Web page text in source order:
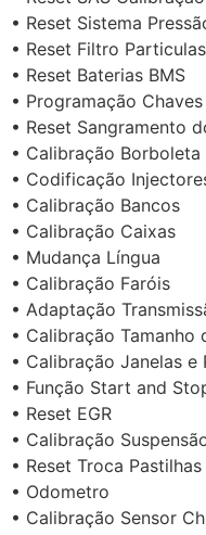
• Reset Sistema
• Reset Filtro
• Reset Baterias BMS
• Programação
• Reset Sangramento
• Calibração Borboleta
• Codificação
• Calibração Bancos
• Calibração Caixas
• Mudança Língua
• Calibração Faróis
• Adaptação
• Calibração Tamanho
• Calibração Janelas e
• Função Start and
• Reset EGR
• Calibração
• Reset Troca
• Odometro
• Calibração Sensor